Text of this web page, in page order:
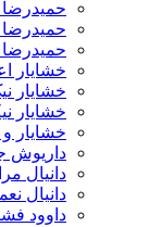
حمیدرضا
حمیدرضا
خشایار
خشایار
خشایار
خشایار و
داریوش
دانیال
دانیال
داوود